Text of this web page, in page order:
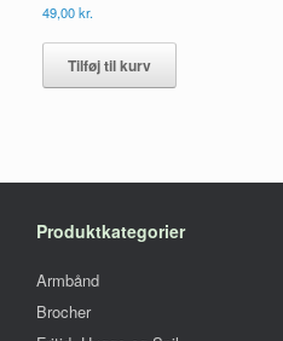
49,00kr.
Tilføj til kurv
Produktkategorier
Armbånd
Brocher